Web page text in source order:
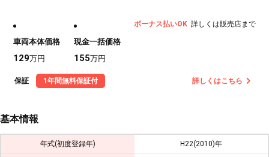
車両本体価格
129万円
現金一括価格
155万円
ボーナス払いOK 詳しくは販売店まで
保証 1年間無料保証付 詳しくはこちら
基本情報
年式(初度登録年) H22(2010)年